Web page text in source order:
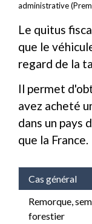
administrative
Le quitus
que le
regard de la
Il permet
avez acheté
dans un pays
que la France.
Cas général
Remorque,
forestier